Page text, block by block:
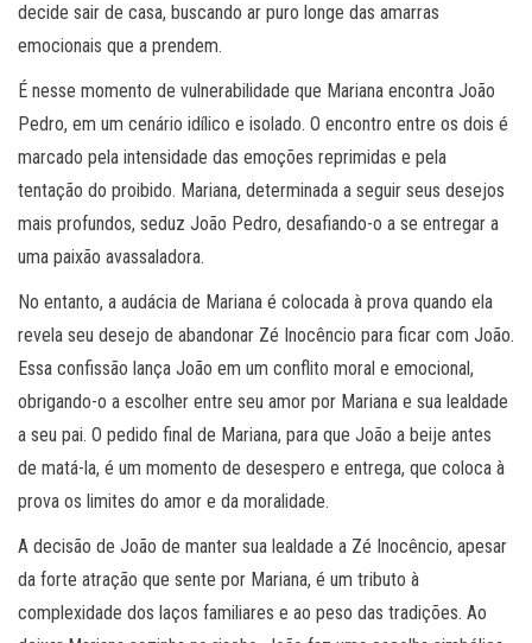
decide sair de casa, buscando ar puro longe das amarras
emocionais que a prendem.
É nesse momento de vulnerabilidade que Mariana encontra João
Pedro, em um cenário idílico e isolado. O encontro entre os dois é
marcado pela intensidade das emoções reprimidas e pela
tentação do proibido. Mariana, determinada a seguir seus desejos
mais profundos, seduz João Pedro, desafiando-o a se entregar a
uma paixão avassaladora.
No entanto, a audácia de Mariana é colocada à prova quando ela
revela seu desejo de abandonar Zé Inocêncio para ficar com João.
Essa confissão lança João em um conflito moral e emocional,
obrigando-o a escolher entre seu amor por Mariana e sua lealdade
a seu pai. O pedido final de Mariana, para que João a beije antes
de matá-la, é um momento de desespero e entrega, que coloca à
prova os limites do amor e da moralidade.
A decisão de João de manter sua lealdade a Zé Inocêncio, apesar
da forte atração que sente por Mariana, é um tributo à
complexidade dos laços familiares e ao peso das tradições. Ao